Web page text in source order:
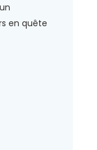
en quête